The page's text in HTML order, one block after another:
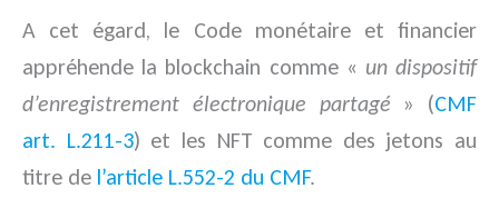
A cet égard, le Code monétaire et financier
appréhende la blockchain comme « un dispositif
d’enregistrement électronique partagé » (CMF
art. L.211-3) et les NFT comme des jetons au
titre de l’article L.552-2 du CMF.